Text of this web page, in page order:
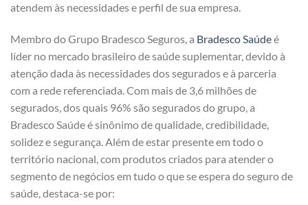
atendem às necessidades e perfil de sua empresa.
Membro do Grupo Bradesco Seguros, a Bradesco Saúdeé
líder no mercado brasileiro de saúde suplementar, devido à
atenção dada às necessidades dos segurados e à parceria
com a rede referenciada. Com mais de 3,6 milhões de
segurados, dos quais 96% são segurados do grupo, a
Bradesco Saúde é sinônimo de qualidade, credibilidade,
solidez e segurança. Além de estar presente em todo o
território nacional, com produtos criados para atender o
segmento de negócios em tudo o que se espera do seguro de
saúde, destaca-se por: